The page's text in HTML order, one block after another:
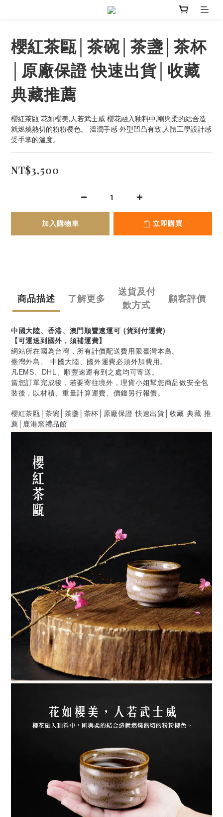
櫻紅茶甌│茶碗│茶盞│茶杯
│原廠保證 快速出貨│收藏
典藏推薦
櫻紅茶甌 花如櫻美,人若武士威 櫻花融入釉料中,剛與柔的結合造
就燃燒熱切的粉粉樱色。 溫潤手感 外型凹凸有致,人體工學設計感
受手掌的溫度。
NT$3,500
加入購物車 立即購買
商品描述 了解更多
送貨及付
款方式
顧客評價
中國大陸、香港、澳門順豐速運可 (貨到付運費)
【可運送到國外，須補運費】
網站所在國為台灣，所有計價配送費用限臺灣本島。
臺灣外島、 中國大陸、國外運費必須外加費用。
凡EMS、DHL、順豐速運有到之處均可寄送。
當您訂單完成後，若要寄往境外，理貨小姐幫您商品做安全包
裝後，以材積、重量計算運費、價錢另行報價。
櫻紅茶甌│茶碗│茶盞│茶杯│原廠保證 快速出貨│收藏 典藏 推
薦│鹿港窯禮品館